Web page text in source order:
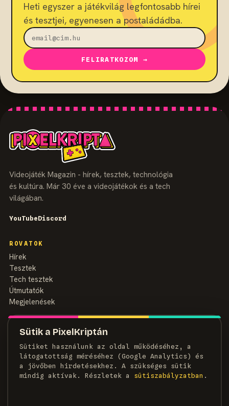
Sütik a PixelKriptán
Sütiket használunk az oldal működéséhez, a
látogatottság méréséhez (Google Analytics) és
a jövőben hirdetésekhez. A szükséges sütik
mindig aktívak. Részletek a
süti­szabályzatban .
Heti egyszer a játékvilág legfontosabb hírei
és tesztjei, egyenesen a postaládádba.
FELIRATKOZOM →
Videojáték Magazin - hírek, tesztek, technológia
és kultúra. Már 30 éve a videojátékok és a tech
világában.
YouTubeDiscord
ROVATOK
Hírek
Tesztek
Tech tesztek
Útmutatók
Megjelenések
MAGAZIN
Szerzők
Médiaajánlat
Kapcsolat